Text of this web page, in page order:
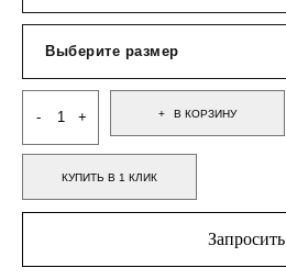
В КОРЗИНУ
КУПИТЬ В 1 КЛИК
Запросить